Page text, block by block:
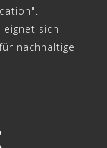
eignet sich
nachhaltige